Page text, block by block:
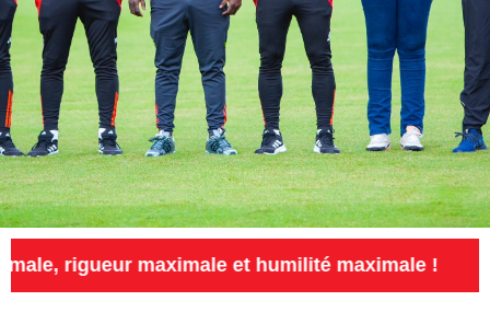
maximale et humilité maximale !